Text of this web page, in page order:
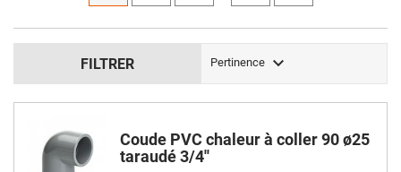
FILTRER Pertinence 
Coude PVC chaleur à coller 90 ø25
taraudé 3/4''